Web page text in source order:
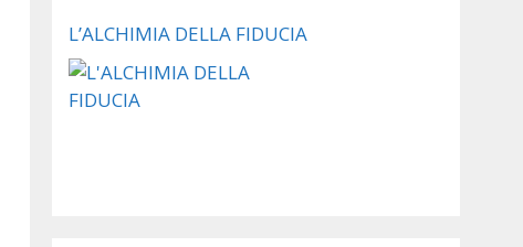
L’ALCHIMIA DELLA FIDUCIA